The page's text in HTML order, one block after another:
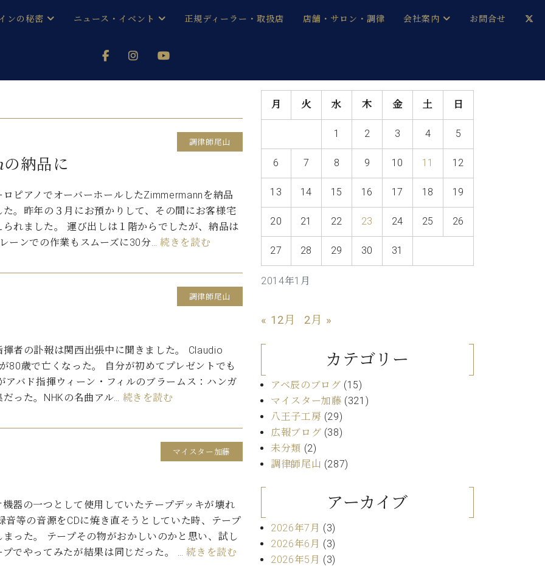
ンの秘密
ンの音色
ンを弾く前に
ン・シューレ
ニュース・イベント
メルマガ会員登録ご案内
(お知らせ・メディア情報)
コンサート
音楽教室
正規ディーラー・取扱店 店舗・サロン・調律
ューレ音楽教室
本社：八王子・技術営業センター
スタッフご挨拶
技術者紹介
展示情報【ユーロピアノ特選中古】
イベント情報
八王子工房ブログ
お問い合わせ
律)
会社案内
ベヒシュタイン・ジャパンブログ
お問合せ
調律師尾山
納品に
ピアノでオーバーホールしたZimmermannを納品
た。昨年の３月にお預かりして、その間にお客様宅
られました。 運び出しは１階からでしたが、納品は
ーンでの作業もスムーズに30分…続きを読む
調律師尾山
揮者の訃報は関西出張中に聞きました。 Claudio
80歳で亡くなった。 自分が初めてプレゼントでも
アバド指揮ウィーン・フィルのブラームス：ハンガ
った。NHKの名曲アル… 続きを読む
マイスター加藤
機器の一つとして使用していたテープデッキが壊れ
音等の音源をCDに焼き直そうとしていた時、テープ
まった。 テープその物がおかしいのかと思い、試し
プでやってみたが結果は同じだった。 …続きを読む
2014年1月
月 火 水 木 金 土 日
1 2 3 4 5
6 7 8 9 10 11 12
13 14 15 16 17 18 19
20 21 22 23 24 25 26
27 28 29 30 31
« 12月 2月 »
カテゴリー
アベ辰のブログ (15)
マイスター加藤 (321)
八王子工房 (29)
広報ブログ (38)
未分類 (2)
調律師尾山 (287)
アーカイブ
2026年7月 (3)
2026年6月 (3)
2026年5月 (3)